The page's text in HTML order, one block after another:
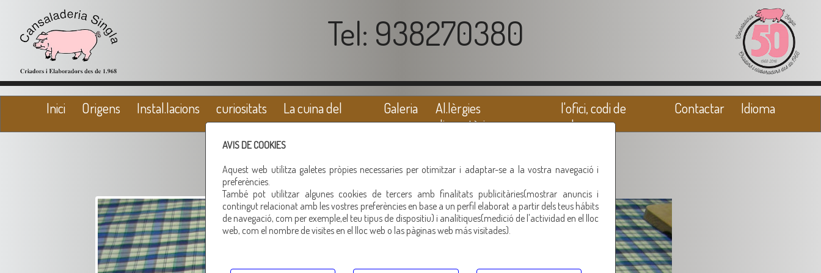
AVIS DE COOKIES
Aquest web utilitza galetes pròpies necessaries per otimitzar i adaptar-se a la vostra navegació i
preferències.
També pot utilitzar algunes cookies de tercers amb finalitats publicitàries(mostrar anuncis i
contingut relacionat amb les vostres preferències en base a un perfil elaborat a partir dels teus hábits
de navegació, com per exemple,el teu tipus de dispositiu) i analítiques(medició de l'actividad en el lloc
web, com el nombre de visites en el lloc web o las pàginas web más visitades).
Tel: 938270380
Inici Origens Instal.lacions curiositats La cuina del
porc
Galeria Al.lèrgies
alimentàries
l'ofici, codi de
valors
Contactar Idioma
bull negre
Altres productes recomanats